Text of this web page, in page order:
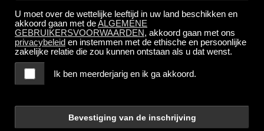
U moet over de wettelijke leeftijd in uw land beschikken en
akkoord gaan met deALGEMENE
GEBRUIKERSVOORWAARDEN, akkoord gaan met ons
privacybeleid en instemmen met de ethische en persoonlijke
zakelijke relatie die zou kunnen ontstaan als u dat wenst.
Ik ben meerderjarig en ik ga akkoord.
Bevestiging van de inschrijving